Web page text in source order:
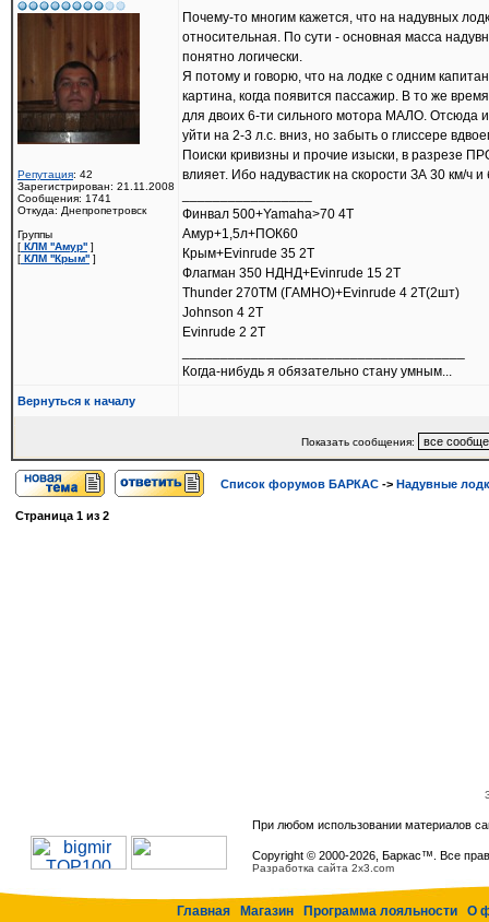
Репутация: 42
Зарегистрирован: 21.11.2008
Сообщения: 1741
Откуда: Днепропетровск
Группы
[ КЛМ ''Амур'' ]
[ КЛМ ''Крым'' ]
Почему-то многим кажется, что на надувных
относительная. По сути - основная масса
понятно логически.
Я потому и говорю, что на лодке с одним
картина, когда появится пассажир. В то же
для двоих 6-ти сильного мотора МАЛО. Отсюда
уйти на 2-3 л.с. вниз, но забыть о глиссере
Поиски кривизны и прочие изыски, в разрезе
влияет. Ибо надувастик на скорости ЗА 30
Финвал 500+Yamaha>70 4Т
Амур+1,5л+ПОК60
Крым+Evinrude 35 2Т
Флагман 350 НДНД+Evinrude 15 2Т
Thunder 270ТМ (ГАМНО)+Evinrude 4 2Т(2шт)
Johnson 4 2T
Evinrude 2 2Т
Когда-нибудь я обязательно стану умным...
Вернуться к началу
Показать сообщения:
Список форумов БАРКАС -> Надувные
Страница 1 из 2
При любом использовании материалов
Copyright © 2000-2026, Баркас™. Все
Разработка сайта 2x3.com
Главная Магазин Программа лояльности О